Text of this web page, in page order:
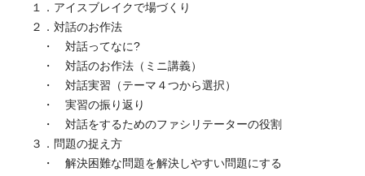
１．アイスブレイクで場づくり
２．対話のお作法
・ 対話ってなに?
・ 対話のお作法（ミニ講義）
・ 対話実習（テーマ４つから選択）
・ 実習の振り返り
・ 対話をするためのファシリテーターの役割
３．問題の捉え方
・ 解決困難な問題を解決しやすい問題にする